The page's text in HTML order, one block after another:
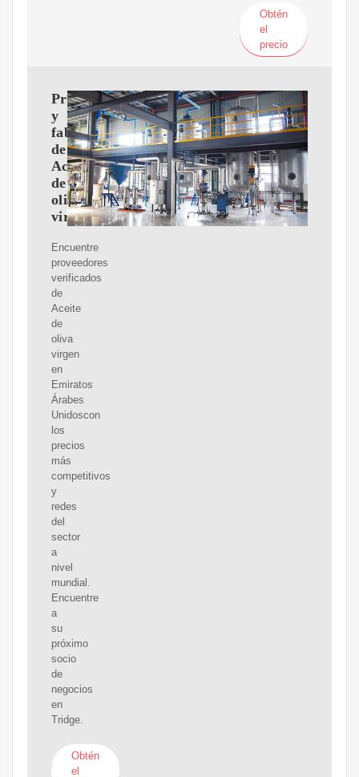
Obtén
el
precio
Proveedores
y
fabricantes
de
Aceite
de
oliva
virgen
Encuentre
proveedores
verificados
de
Aceite
de
oliva
virgen
en
Emiratos
Árabes
Unidoscon
los
precios
más
competitivos
y
redes
del
sector
a
nivel
mundial.
Encuentre
a
su
próximo
socio
de
negocios
en
Tridge.
Obtén
el